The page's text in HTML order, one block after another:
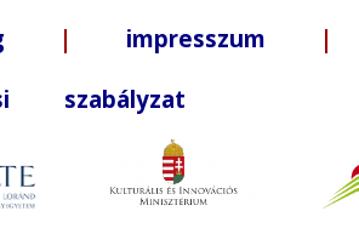
| impresszum |
szabályzat